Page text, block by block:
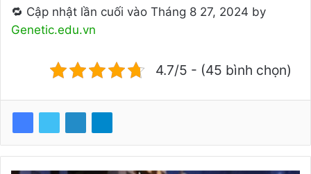
🔁 Cập nhật lần cuối vào Tháng 8 27, 2024 by
Genetic.edu.vn
4.7/5 - (45 bình chọn)